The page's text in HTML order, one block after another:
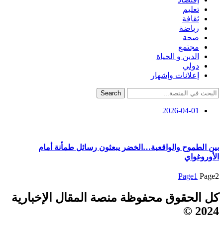
تعليم
ثقافة
رياضة
صحة
مجتمع
الدين و الحياة
دولي
إعلانات وإشهار
Search
2026-04-01
بين الطموح والواقعية…الخضر يبعثون رسائل طمأنة أمام
الأوروغواي
Page1 Page2
كل الحقوق محفوظة منصة المقال الإخبارية
2024 ©